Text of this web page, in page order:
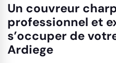
Un couvreur
professionnel et
s’occuper de
Ardiege